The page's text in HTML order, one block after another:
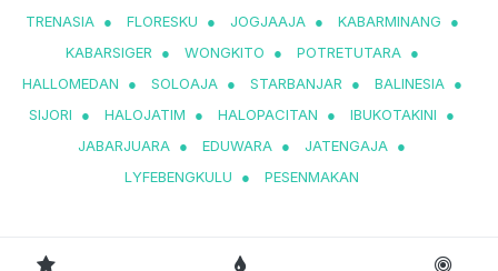
TRENASIA ● FLORESKU ● JOGJAAJA ● KABARMINANG
●
KABARSIGER ● WONGKITO ● POTRETUTARA ●
HALLOMEDAN
● SOLOAJA ● STARBANJAR ● BALINESIA ●
SIJORI
● HALOJATIM ● HALOPACITAN ● IBUKOTAKINI
●
JABARJUARA ● EDUWARA ● JATENGAJA ●
LYFEBENGKULU
● PESENMAKAN